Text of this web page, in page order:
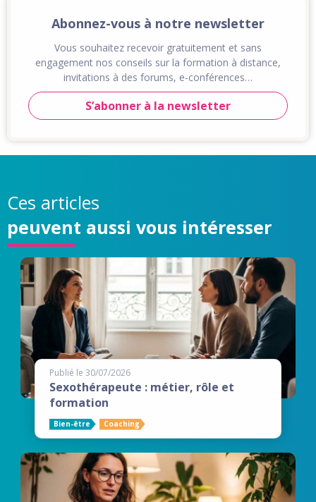
Abonnez-vous à notre newsletter
Vous souhaitez recevoir gratuitement et sans
engagement nos conseils sur la formation à distance,
invitations à des forums, e-conférences…
S’abonner à la newsletter
Ces articles
peuvent aussi vous intéresser
Publié le 30/07/2026
Sexothérapeute : métier, rôle et
formation
Bien-être Coaching